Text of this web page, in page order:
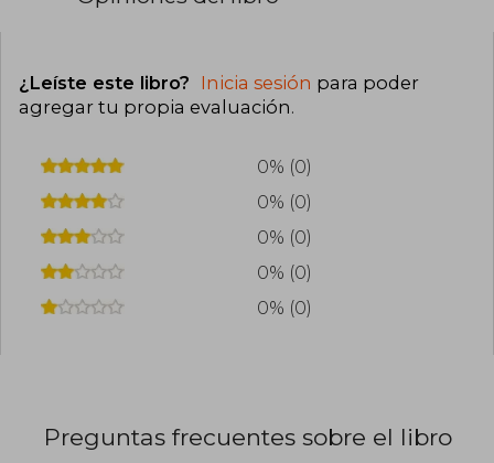
¿Leíste este libro? Inicia sesión para poder
agregar tu propia evaluación.
0% (0)
0% (0)
0% (0)
0% (0)
0% (0)
Preguntas frecuentes sobre el libro